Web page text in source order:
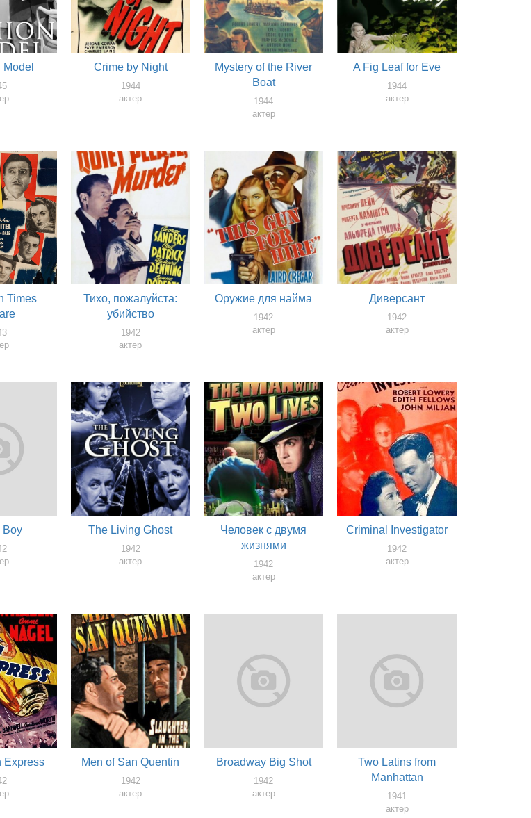
Model Crime by Night
1944
актер
Mystery of the River
Boat
1944
актер
A Fig Leaf for Eve
1944
актер
Times
Тихо, пожалуйста:
убийство
1942
актер
Оружие для найма
1942
актер
Диверсант
1942
актер
Boy The Living Ghost
1942
актер
Человек с двумя
жизнями
1942
актер
Criminal Investigator
1942
актер
Express Men of San Quentin
1942
актер
Broadway Big Shot
1942
актер
Two Latins from
Manhattan
1941
актер